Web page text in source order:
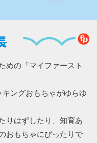
めの「マイファースト
ングおもちゃがゆらゆ
りはずしたり、知育あ
おもちゃにぴったりで